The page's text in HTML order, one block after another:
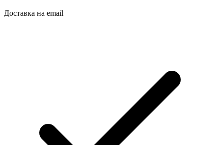
Доставка на email